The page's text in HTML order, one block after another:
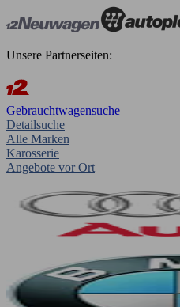
Unsere Partnerseiten:
Gebrauchtwagensuche
Detailsuche
Alle Marken
Karosserie
Angebote vor Ort